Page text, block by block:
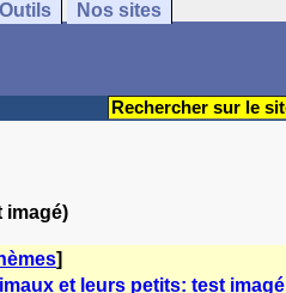
Outils Nos sites
imagé)
]
et leurs petits: test imagé